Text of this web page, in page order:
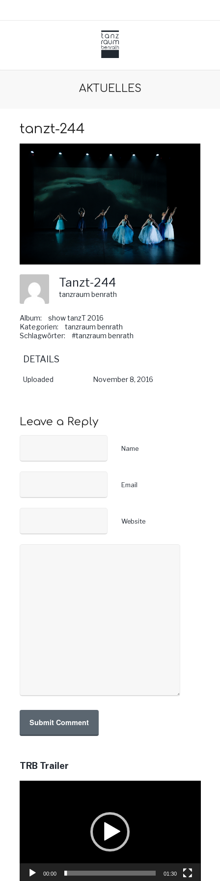
AKTUELLES
tanzt-244
Tanzt-244
tanzraum benrath
Album:
show tanzT 2016
Kategorien:
tanzraum benrath
Schlagwörter:
#tanzraum benrath
DETAILS
Uploaded November 8, 2016
Leave a Reply
Name
Email
Website
TRB Trailer
00:00 01:30